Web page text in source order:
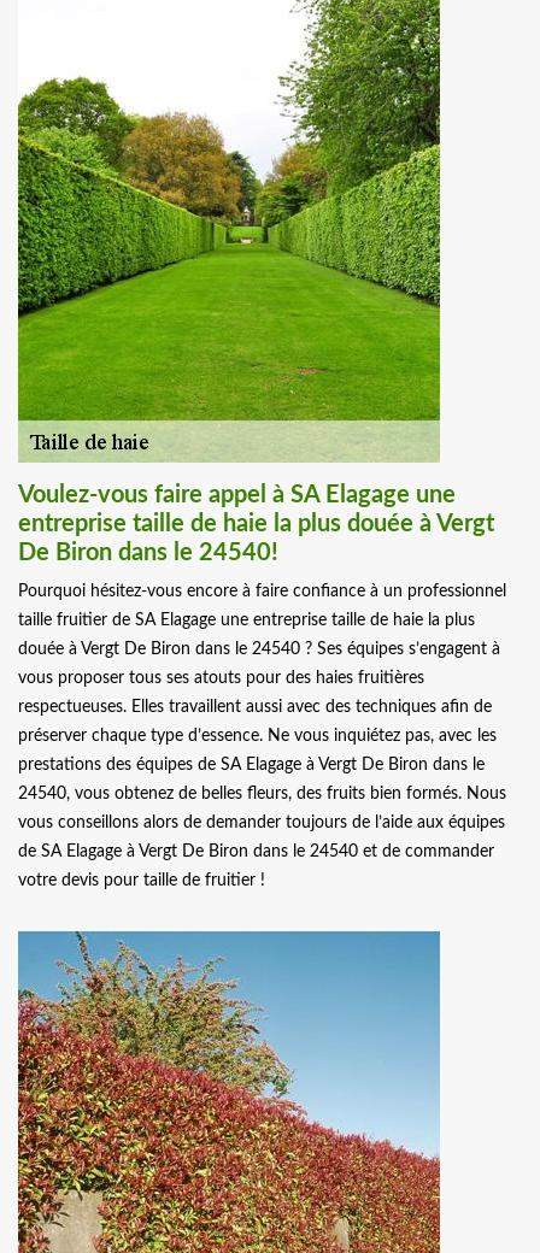
Voulez-vous faire appel à SA Elagage une
entreprise taille de haie la plus douée à Vergt
De Biron dans le 24540!
Pourquoi hésitez-vous encore à faire confiance à un professionnel
taille fruitier de SA Elagage une entreprise taille de haie la plus
douée à Vergt De Biron dans le 24540 ? Ses équipes s’engagent à
vous proposer tous ses atouts pour des haies fruitières
respectueuses. Elles travaillent aussi avec des techniques afin de
préserver chaque type d’essence. Ne vous inquiétez pas, avec les
prestations des équipes de SA Elagage à Vergt De Biron dans le
24540, vous obtenez de belles fleurs, des fruits bien formés. Nous
vous conseillons alors de demander toujours de l’aide aux équipes
de SA Elagage à Vergt De Biron dans le 24540 et de commander
votre devis pour taille de fruitier !